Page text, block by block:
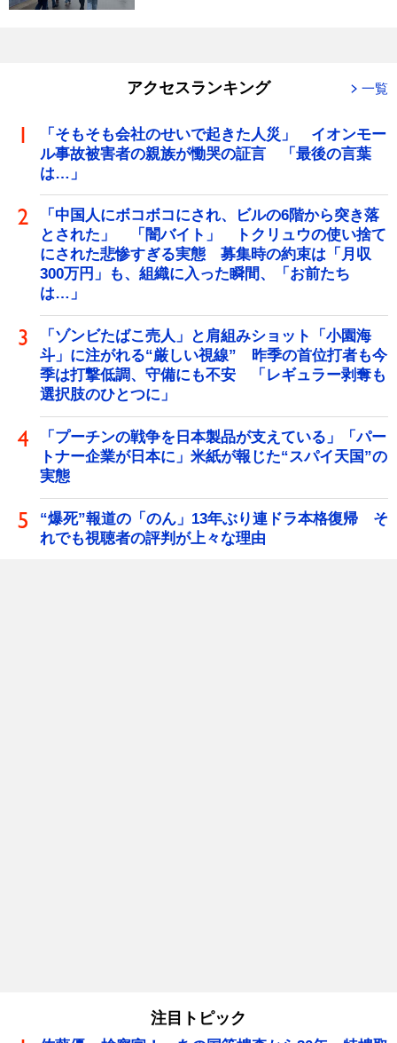
アクセスランキング 一覧
「そもそも会社のせいで起きた人災」 イオンモー
ル事故被害者の親族が慟哭の証言 「最後の言葉
は…」
「中国人にボコボコにされ、ビルの6階から突き落
とされた」 「闇バイト」 トクリュウの使い捨て
にされた悲惨すぎる実態 募集時の約束は「月収
300万円」も、組織に入った瞬間、「お前たち
は…」
「ゾンビたばこ売人」と肩組みショット「小園海
斗」に注がれる“厳しい視線” 昨季の首位打者も今
季は打撃低調、守備にも不安 「レギュラー剥奪も
選択肢のひとつに」
「プーチンの戦争を日本製品が支えている」「パー
トナー企業が日本に」米紙が報じた“スパイ天国”の
実態
“爆死”報道の「のん」13年ぶり連ドラ本格復帰 そ
れでも視聴者の評判が上々な理由
注目トピック